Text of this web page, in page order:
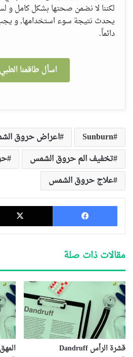
لكننا لا نضمن صحتها بشكل كامل و
يحدث نتيجة سوء استخدامها, و
دائماً.
اسأل طاقمنا
Sunburn
اعراض حروق
تخفيف الم حروق الشمس
علاج حروق الشمس
فيسبوك
مقالات ذات صلة
قشرة الرأس Dandruff المهق Albinism